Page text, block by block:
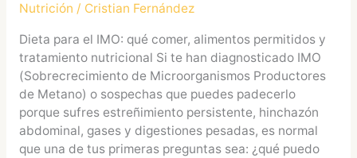
Nutrición / Cristian Fernández
Dieta para el IMO: qué comer, alimentos permitidos y
tratamiento nutricional Si te han diagnosticado IMO
(Sobrecrecimiento de Microorganismos Productores
de Metano) o sospechas que puedes padecerlo
porque sufres estreñimiento persistente, hinchazón
abdominal, gases y digestiones pesadas, es normal
que una de tus primeras preguntas sea: ¿qué puedo